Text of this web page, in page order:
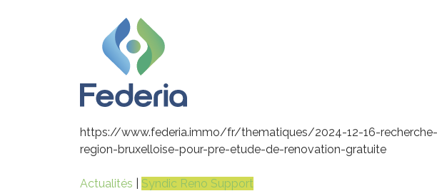
https://www.federia.immo/fr/thematiques/2024-12-16-
region-bruxelloise-pour-pre-etude-de-renovation-gratuite
Actualités Syndic Reno Support